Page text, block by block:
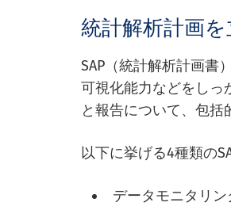
統計解析計画
SAP（統計解析計画書
可視化能力などをしっ
と報告について、包括
以下に挙げる4種類の
データモニタリン